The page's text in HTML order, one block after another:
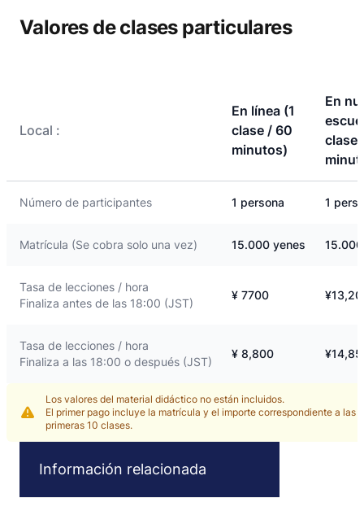
Valores de clases particulares
Local :
En línea (1
clase / 60
minutos)
En
clase
Número de participantes 1 persona 1
Matrícula (Se cobra solo una vez) 15.000 yenes
Tasa de lecciones / hora
Finaliza antes de las 18:00 (JST)
¥ 7700
Tasa de lecciones / hora
Finaliza a las 18:00 o después (JST)
¥ 8,800
Los valores del material didáctico no están incluidos.
El primer pago incluye la matrícula y el importe correspondiente a las
primeras 10 clases.
Información relacionada